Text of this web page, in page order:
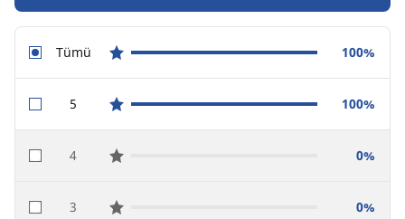
Tümüstar reviews 100%
5star reviews 100%
4star reviews 0%
3star reviews 0%